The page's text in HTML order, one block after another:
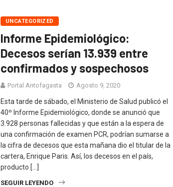
UNCATEGORIZED
Informe Epidemiológico:
Decesos serían 13.939 entre
confirmados y sospechosos
Portal Antofagasta Agosto 9, 2020
Esta tarde de sábado, el Ministerio de Salud publicó el
40º Informe Epidemiológico, donde se anunció que
3.928 personas fallecidas y que están a la espera de
una confirmación de examen PCR, podrían sumarse a
la cifra de decesos que esta mañana dio el titular de la
cartera, Enrique Paris. Así, los decesos en el país,
producto […]
SEGUIR LEYENDO